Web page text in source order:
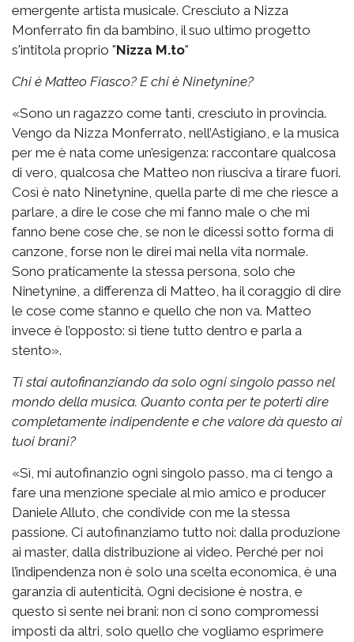
emergente artista musicale. Cresciuto a Nizza
Monferrato fin da bambino, il suo ultimo progetto
s'intitola proprio "Nizza M.to"
Chi è Matteo Fiasco? E chi è Ninetynine?
«Sono un ragazzo come tanti, cresciuto in provincia.
Vengo da Nizza Monferrato, nell’Astigiano, e la musica
per me è nata come un’esigenza: raccontare qualcosa
di vero, qualcosa che Matteo non riusciva a tirare fuori.
Così è nato Ninetynine, quella parte di me che riesce a
parlare, a dire le cose che mi fanno male o che mi
fanno bene cose che, se non le dicessi sotto forma di
canzone, forse non le direi mai nella vita normale.
Sono praticamente la stessa persona, solo che
Ninetynine, a differenza di Matteo, ha il coraggio di dire
le cose come stanno e quello che non va. Matteo
invece è l’opposto: si tiene tutto dentro e parla a
stento».
Ti stai autofinanziando da solo ogni singolo passo nel
mondo della musica. Quanto conta per te poterti dire
completamente indipendente e che valore dà questo ai
tuoi brani?
«Sì, mi autofinanzio ogni singolo passo, ma ci tengo a
fare una menzione speciale al mio amico e producer
Daniele Alluto, che condivide con me la stessa
passione. Ci autofinanziamo tutto noi: dalla produzione
ai master, dalla distribuzione ai video. Perché per noi
l’indipendenza non è solo una scelta economica, è una
garanzia di autenticità. Ogni decisione è nostra, e
questo si sente nei brani: non ci sono compromessi
imposti da altri, solo quello che vogliamo esprimere